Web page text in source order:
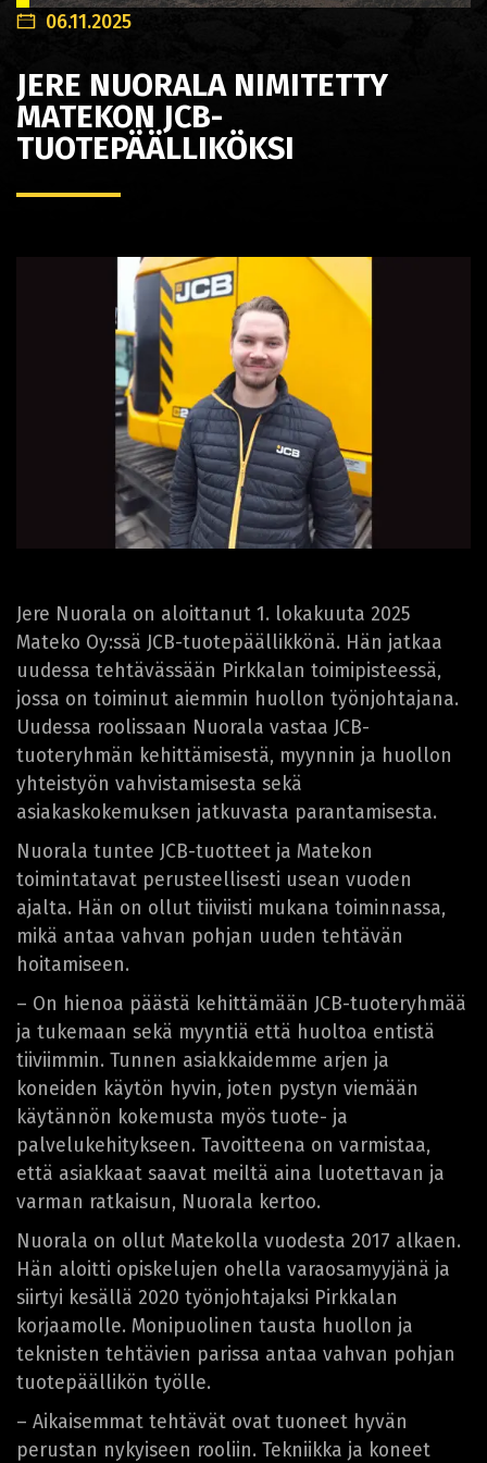
06.11.2025
JERE NUORALA NIMITETTY
MATEKON JCB-
TUOTEPÄÄLLIKÖKSI
Jere Nuorala on aloittanut 1. lokakuuta 2025
Mateko Oy:ssä JCB-tuotepäällikkönä. Hän jatkaa
uudessa tehtävässään Pirkkalan toimipisteessä,
jossa on toiminut aiemmin huollon työnjohtajana.
Uudessa roolissaan Nuorala vastaa JCB-
tuoteryhmän kehittämisestä, myynnin ja huollon
yhteistyön vahvistamisesta sekä
asiakaskokemuksen jatkuvasta parantamisesta.
Nuorala tuntee JCB-tuotteet ja Matekon
toimintatavat perusteellisesti usean vuoden
ajalta. Hän on ollut tiiviisti mukana toiminnassa,
mikä antaa vahvan pohjan uuden tehtävän
hoitamiseen.
– On hienoa päästä kehittämään JCB-tuoteryhmää
ja tukemaan sekä myyntiä että huoltoa entistä
tiiviimmin. Tunnen asiakkaidemme arjen ja
koneiden käytön hyvin, joten pystyn viemään
käytännön kokemusta myös tuote- ja
palvelukehitykseen. Tavoitteena on varmistaa,
että asiakkaat saavat meiltä aina luotettavan ja
varman ratkaisun, Nuorala kertoo.
Nuorala on ollut Matekolla vuodesta 2017 alkaen.
Hän aloitti opiskelujen ohella varaosamyyjänä ja
siirtyi kesällä 2020 työnjohtajaksi Pirkkalan
korjaamolle. Monipuolinen tausta huollon ja
teknisten tehtävien parissa antaa vahvan pohjan
tuotepäällikön työlle.
– Aikaisemmat tehtävät ovat tuoneet hyvän
perustan nykyiseen rooliin. Tekniikka ja koneet